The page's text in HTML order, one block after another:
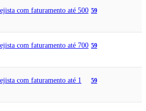
com faturamento até 500 59
com faturamento até 700 59
com faturamento até 1
59